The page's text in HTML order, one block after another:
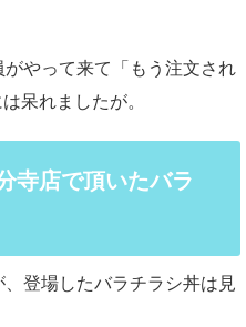
やって来て「もう注文され
呆れましたが。
寺店で頂いたバラ
登場したバラチラシ丼は見